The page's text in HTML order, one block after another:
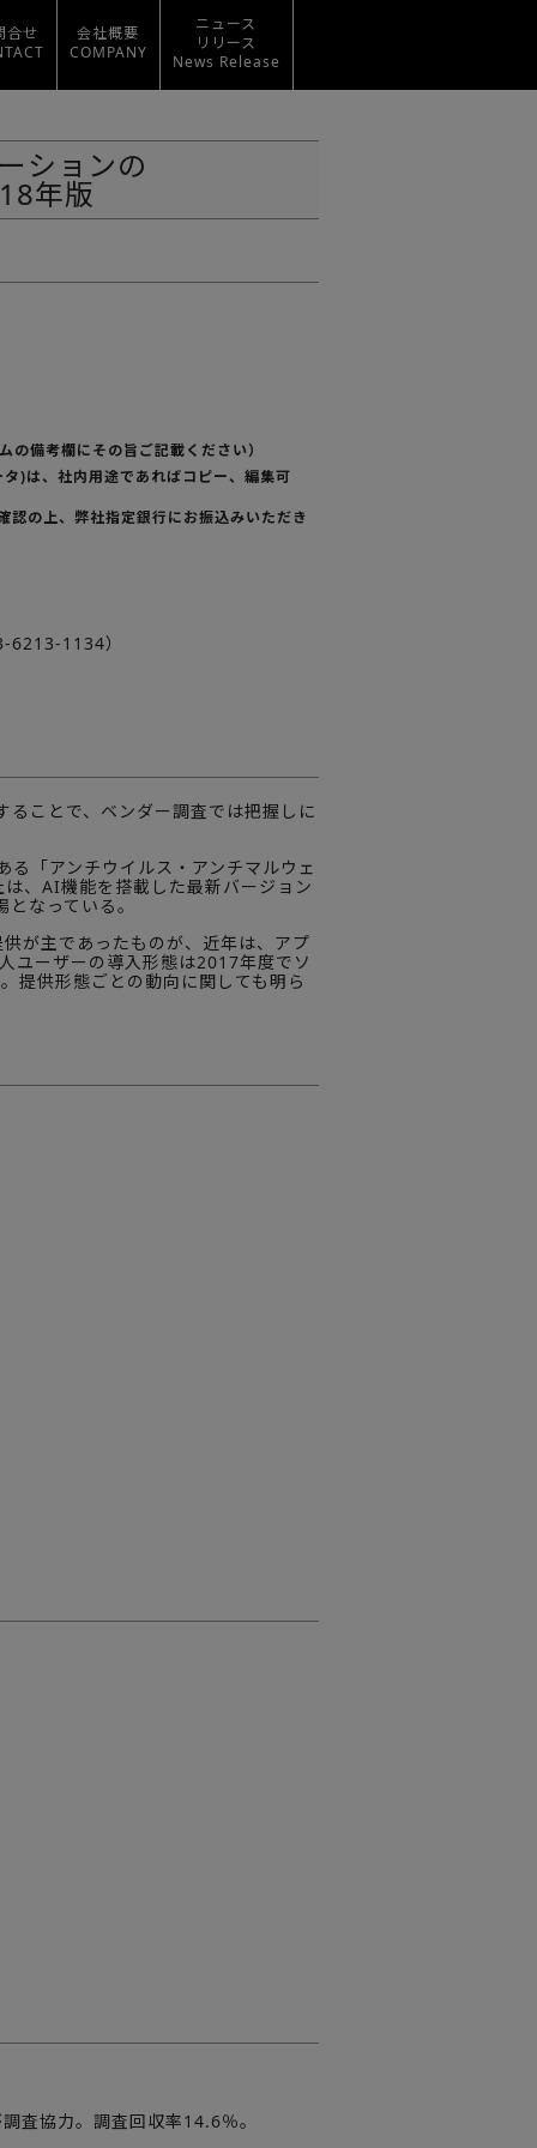
合せ
会社概要
COMPANY
ニュース
リリース
News Release
ションの
年版
備考欄にその旨ご記載ください）
)は、社内用途であればコピー、編集可
の上、弊社指定銀行にお振込みいただき
6213-1134）
ことで、ベンダー調査では把握しに
「アンチウイルス・アンチマルウェ
、AI機能を搭載した最新バージョン
なっている。
が主であったものが、近年は、アプ
ユーザーの導入形態は2017年度でソ
提供形態ごとの動向に関しても明ら
査協力。調査回収率14.6％。